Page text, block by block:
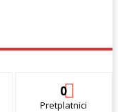
0
Pretplatnici